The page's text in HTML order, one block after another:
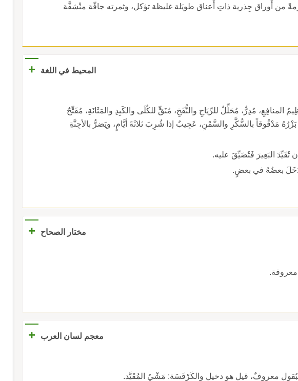
من أَوراق جِذرية ذاتِ أَعناق طويَلة غليظة تؤكل، وثمرته جافّة منْشقَّة
المحيط في اللغة
+
مُدِرٌّ، مُحَلِّلٌ للرِّيَاحِ والنُّفَخِ، مُنَقٍّ للكُلَى والكَبِدِ والمَثَانَةِ، مُفَتِّحٌ
بَزْرُهُ مَدْقُوقاً بالسُّكَّرِ والسَّمْنِ، عَجِيبٌ إذا شُرِبَ ثلاثَةَ أيَّامٍ، ويَضرُّ بالأجِنَّةِ
تُقَيِّدَ البَعِيرَ فَتُضَيِّقَ عليه.
بعضُهُ في بعضٍ.
مختار الصحاح
+
معجم لسان العرب
+
معروفٌ، قيل هو دخيل والكَرْفَسَة: مَشْيُ المُقَيَّد.